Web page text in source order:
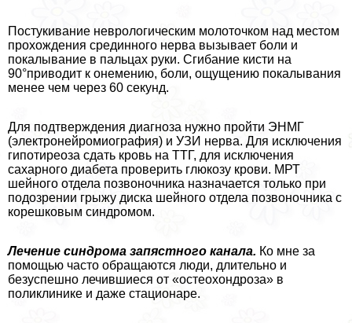
Постукивание неврологическим молоточком над местом
прохождения срединного нерва вызывает боли и
покалывание в пальцах руки. Сгибание кисти на
90°приводит к онемению, боли, ощущению покалывания
менее чем через 60 секунд.
Для подтверждения диагноза нужно пройти ЭНМГ
(электронейромиография) и УЗИ нерва. Для исключения
гипотиреоза сдать кровь на ТТГ, для исключения
сахарного диабета проверить глюкозу крови. МРТ
шейного отдела позвоночника назначается только при
подозрении грыжу диска шейного отдела позвоночника с
корешковым синдромом.
Лечение синдрома запястного канала. Ко мне за
помощью часто обращаются люди, длительно и
безуспешно лечившиеся от «остеохондроза» в
поликлинике и даже стационаре.